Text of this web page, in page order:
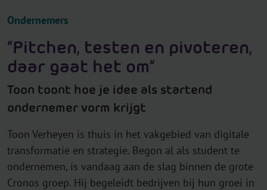
Ondernemers
“Pitchen, testen en pivoteren,
daar gaat het om”
Toon toont hoe je idee als startend
ondernemer vorm krijgt
Toon Verheyen is thuis in het vakgebied van digitale
transformatie en strategie. Begon al als student te
ondernemen, is vandaag aan de slag binnen de grote
Cronos groep. Hij begeleidt bedrijven bij hun groei in